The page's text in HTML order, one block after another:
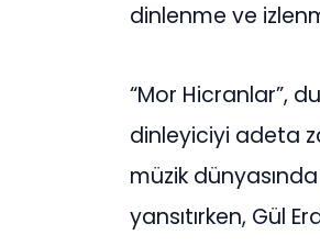
dinlenme ve
“Mor Hicranlar”,
dinleyiciyi adeta
müzik
yansıtırken, Gül